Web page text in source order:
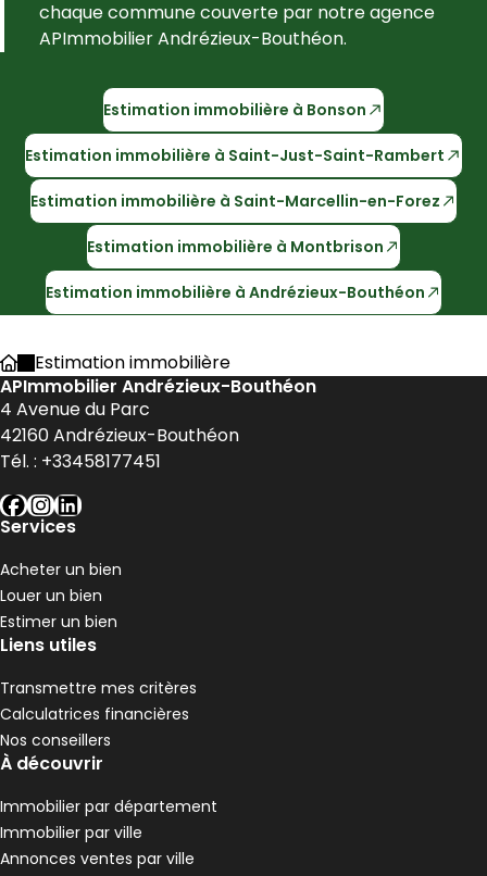
APImmobilier Andrézieux-Bouthéon.
Estimation immobilière à Bonson
Estimation immobilière à Saint-Just-Saint-Rambert
Estimation immobilière à Saint-Marcellin-en-Forez
Estimation immobilière à Montbrison
Estimation immobilière à Andrézieux-Bouthéon
AccueilEstimation immobilière
APImmobilier Andrézieux-Bouthéon
4 Avenue du Parc
42160Andrézieux-Bouthéon
Tél. : +33458177451
facebook
instagram
linkedin
Services
Acheter un bien
Louer un bien
Estimer un bien
Liens utiles
Transmettre mes critères
Calculatrices financières
Nos conseillers
À découvrir
Immobilier par département
Immobilier par ville
Annonces ventes par ville